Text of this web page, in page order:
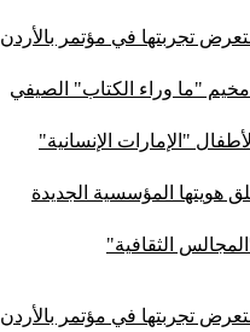
تجربتها في مؤتمر بالأردن
"ما وراء الكتاب" الصيفي
هويتها المؤسسية الجديدة
الثقافية"
تجربتها في مؤتمر بالأردن